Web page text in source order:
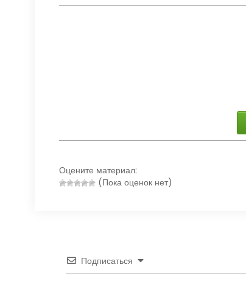
Оцените материал:
(Пока оценок нет)
Подписаться